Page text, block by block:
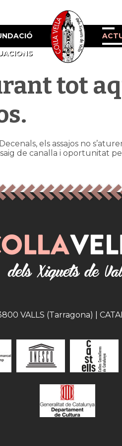
tot
els assajos no
de canalla i
VALLS (Tarragona) |